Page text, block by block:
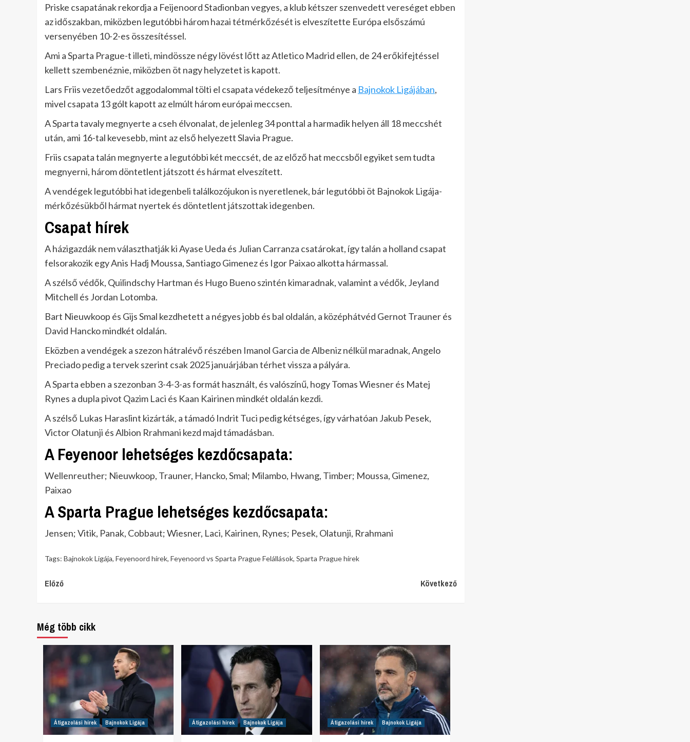
Priske csapatának rekordja a Feijenoord Stadionban vegyes, a klub kétszer szenvedett vereséget ebben
az időszakban, miközben legutóbbi három hazai tétmérkőzését is elveszítette Európa elsőszámú
versenyében 10-2-es összesítéssel.
Ami a Sparta Prague-t illeti, mindössze négy lövést lőtt az Atletico Madrid ellen, de 24 erőkifejtéssel
kellett szembenéznie, miközben öt nagy helyzetet is kapott.
Lars Friis vezetőedzőt aggodalommal tölti el csapata védekező teljesítménye a Bajnokok Ligájában,
mivel csapata 13 gólt kapott az elmúlt három európai meccsen.
A Sparta tavaly megnyerte a cseh élvonalat, de jelenleg 34 ponttal a harmadik helyen áll 18 meccshét
után, ami 16-tal kevesebb, mint az első helyezett Slavia Prague.
Friis csapata talán megnyerte a legutóbbi két meccsét, de az előző hat meccsből egyiket sem tudta
megnyerni, három döntetlent játszott és hármat elveszített.
A vendégek legutóbbi hat idegenbeli találkozójukon is nyeretlenek, bár legutóbbi öt Bajnokok Ligája-
mérkőzésükből hármat nyertek és döntetlent játszottak idegenben.
Csapat hírek
A házigazdák nem választhatják ki Ayase Ueda és Julian Carranza csatárokat, így talán a holland csapat
felsorakozik egy Anis Hadj Moussa, Santiago Gimenez és Igor Paixao alkotta hármassal.
A szélső védők, Quilindschy Hartman és Hugo Bueno szintén kimaradnak, valamint a védők, Jeyland
Mitchell és Jordan Lotomba.
Bart Nieuwkoop és Gijs Smal kezdhetett a négyes jobb és bal oldalán, a középhátvéd Gernot Trauner és
David Hancko mindkét oldalán.
Eközben a vendégek a szezon hátralévő részében Imanol Garcia de Albeniz nélkül maradnak, Angelo
Preciado pedig a tervek szerint csak 2025 januárjában térhet vissza a pályára.
A Sparta ebben a szezonban 3-4-3-as formát használt, és valószínű, hogy Tomas Wiesner és Matej
Rynes a dupla pivot Qazim Laci és Kaan Kairinen mindkét oldalán kezdi.
A szélső Lukas Haraslint kizárták, a támadó Indrit Tuci pedig kétséges, így várhatóan Jakub Pesek,
Victor Olatunji és Albion Rrahmani kezd majd támadásban.
A Feyenoor lehetséges kezdőcsapata:
Wellenreuther; Nieuwkoop, Trauner, Hancko, Smal; Milambo, Hwang, Timber; Moussa, Gimenez,
Paixao
A Sparta Prague lehetséges kezdőcsapata:
Jensen; Vitik, Panak, Cobbaut; Wiesner, Laci, Kairinen, Rynes; Pesek, Olatunji, Rrahmani
Tags: Bajnokok Ligája, Feyenoord hírek, Feyenoord vs Sparta Prague Felállások, Sparta Prague hírek
Continue
Előző Következő
Még több cikk
Átigazolási hírek Bajnokok Ligája Átigazolási hírek Bajnokok Ligája Átigazolási hírek Bajnokok Ligája